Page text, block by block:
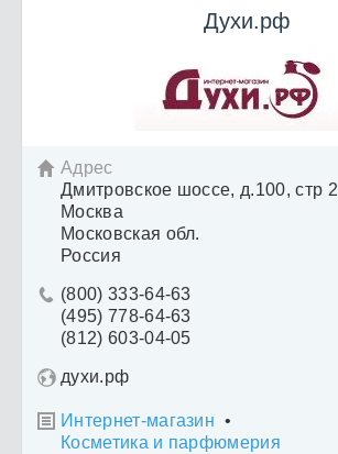
Духи.рф
 Адрес
Дмитровское шоссе, д.100, стр 2
Москва
Московская обл.
Россия
 (800) 333-64-63
(495) 778-64-63
(812) 603-04-05
духи.рф
 Интернет-магазин •
Косметика и парфюмерия